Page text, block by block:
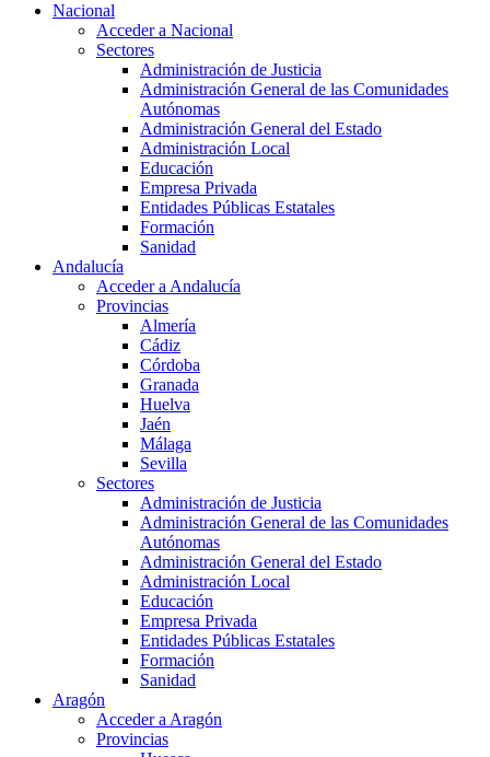
Nacional
Acceder a Nacional
Sectores
Administración de Justicia
Administración General de las Comunidades
Autónomas
Administración General del Estado
Administración Local
Educación
Empresa Privada
Entidades Públicas Estatales
Formación
Sanidad
Andalucía
Acceder a Andalucía
Provincias
Almería
Cádiz
Córdoba
Granada
Huelva
Jaén
Málaga
Sevilla
Sectores
Administración de Justicia
Administración General de las Comunidades
Autónomas
Administración General del Estado
Administración Local
Educación
Empresa Privada
Entidades Públicas Estatales
Formación
Sanidad
Aragón
Acceder a Aragón
Provincias